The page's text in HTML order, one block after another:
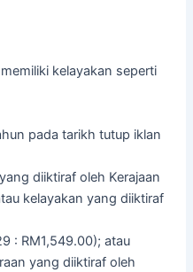
kelayakan seperti
pada tarikh tutup iklan
diiktiraf oleh Kerajaan
kelayakan yang diiktiraf
: RM1,549.00); atau
yang diiktiraf oleh